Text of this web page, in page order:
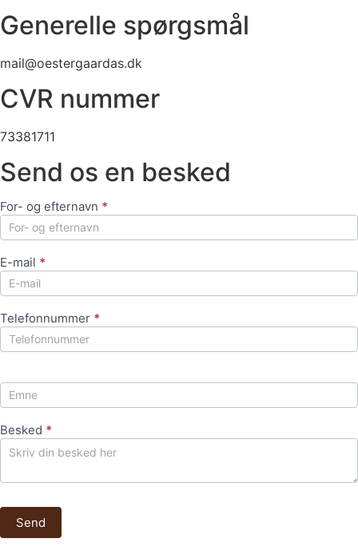
Generelle spørgsmål
mail@oestergaardas.dk
CVR nummer
73381711
Send os en besked
Kontakt
os
For- og efternavn *
E-mail *
Telefonnummer *
Besked *
Send